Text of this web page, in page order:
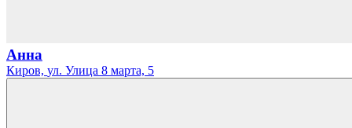
Анна
Киров, ул. Улица 8 марта, 5